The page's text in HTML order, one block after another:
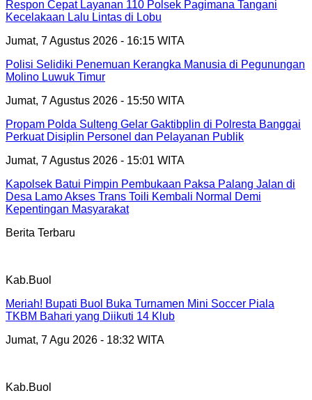
Respon Cepat Layanan 110 Polsek Pagimana Tangani
Kecelakaan Lalu Lintas di Lobu
Jumat, 7 Agustus 2026 - 16:15 WITA
Polisi Selidiki Penemuan Kerangka Manusia di Pegunungan
Molino Luwuk Timur
Jumat, 7 Agustus 2026 - 15:50 WITA
Propam Polda Sulteng Gelar Gaktibplin di Polresta Banggai
Perkuat Disiplin Personel dan Pelayanan Publik
Jumat, 7 Agustus 2026 - 15:01 WITA
Kapolsek Batui Pimpin Pembukaan Paksa Palang Jalan di
Desa Lamo Akses Trans Toili Kembali Normal Demi
Kepentingan Masyarakat
Berita Terbaru
Kab.Buol
Meriah! Bupati Buol Buka Turnamen Mini Soccer Piala
TKBM Bahari yang Diikuti 14 Klub
Jumat, 7 Agu 2026 - 18:32 WITA
Kab.Buol